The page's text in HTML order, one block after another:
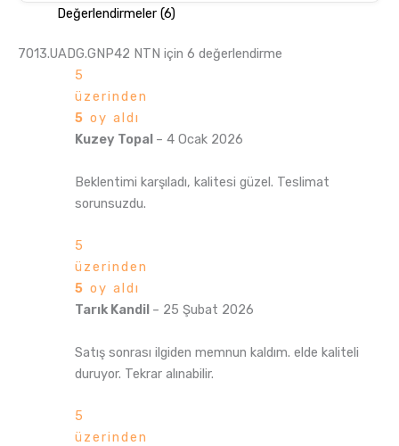
Değerlendirmeler (6)
7013.UADG.GNP42 NTN için 6 değerlendirme
5
üzerinden
5 oy aldı
Kuzey Topal – 4 Ocak 2026
Beklentimi karşıladı, kalitesi güzel. Teslimat
sorunsuzdu.
5
üzerinden
5 oy aldı
Tarık Kandil – 25 Şubat 2026
Satış sonrası ilgiden memnun kaldım. elde kaliteli
duruyor. Tekrar alınabilir.
5
üzerinden